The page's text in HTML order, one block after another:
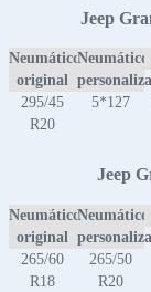
Jeep
Neumático
original
Neumático
295/45
R20
5*127
Jeep
Neumático
original
Neumático
265/60
R18
265/50
R20